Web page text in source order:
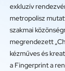
exkluzív
metropolisz
szakmai
megrendezett
kézműves és
a Fingerprint a